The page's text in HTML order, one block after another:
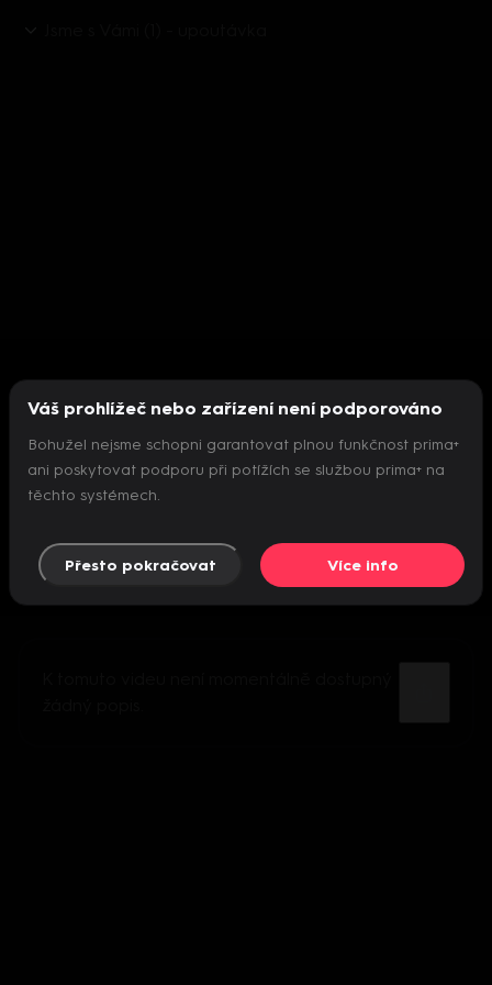
Nepodařilo se inicializovat přehrávač
Váš prohlížeč nebo zařízení není podporováno
Bohužel nejsme schopni garantovat plnou funkčnost prima+
ani poskytovat podporu při potížích se službou prima+ na
těchto systémech.
Přesto pokračovat Více info